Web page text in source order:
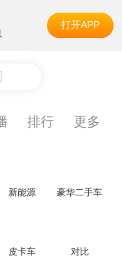
打开APP
排行 更多
新能源 豪华二手车
皮卡车 对比